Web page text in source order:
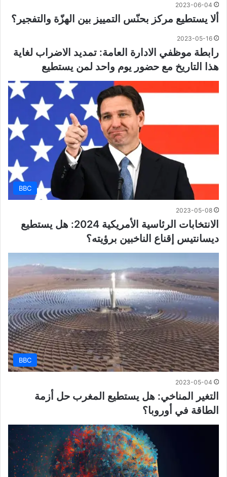
2023-06-04
ألا يستطيع مركز بحنّس التمييز بين الهزّة والتفجير؟
2023-05-16
رابطة موظفي الادارة العامة: تمديد الاضراب لغاية
هذا التاريخ مع حضور يوم واحد لمن يستطيع
BBC
2023-05-08
الانتخابات الرئاسية الأمريكية 2024: هل يستطيع
ديسانتيس إقناع الناخبين برؤيته؟
BBC
2023-05-04
التغير المناخي: هل يستطيع المغرب حل أزمة
الطاقة في أوروبا؟